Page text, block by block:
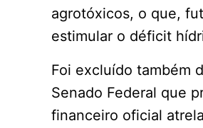
agrotóxicos, o que,
estimular o déficit
Foi excluído também
Senado Federal que
financeiro oficial